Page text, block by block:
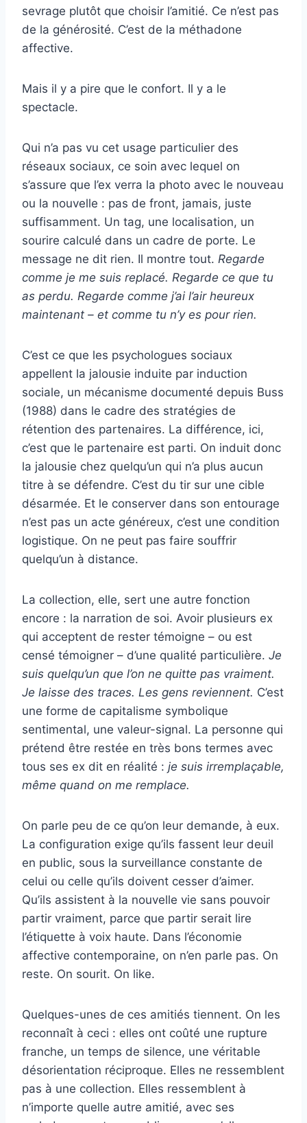
sevrage plutôt que choisir l’amitié. Ce n’est pas
de la générosité. C’est de la méthadone
affective.
Mais il y a pire que le confort. Il y a le
spectacle.
Qui n’a pas vu cet usage particulier des
réseaux sociaux, ce soin avec lequel on
s’assure que l’ex verra la photo avec le nouveau
ou la nouvelle : pas de front, jamais, juste
suffisamment. Un tag, une localisation, un
sourire calculé dans un cadre de porte. Le
message ne dit rien. Il montre tout. Regarde
comme je me suis replacé. Regarde ce que tu
as perdu. Regarde comme j’ai l’air heureux
maintenant – et comme tu n’y es pour rien.
C’est ce que les psychologues sociaux
appellent la jalousie induite par induction
sociale, un mécanisme documenté depuis Buss
(1988) dans le cadre des stratégies de
rétention des partenaires. La différence, ici,
c’est que le partenaire est parti. On induit donc
la jalousie chez quelqu’un qui n’a plus aucun
titre à se défendre. C’est du tir sur une cible
désarmée. Et le conserver dans son entourage
n’est pas un acte généreux, c’est une condition
logistique. On ne peut pas faire souffrir
quelqu’un à distance.
La collection, elle, sert une autre fonction
encore : la narration de soi. Avoir plusieurs ex
qui acceptent de rester témoigne – ou est
censé témoigner – d’une qualité particulière. Je
suis quelqu’un que l’on ne quitte pas vraiment.
Je laisse des traces. Les gens reviennent. C’est
une forme de capitalisme symbolique
sentimental, une valeur-signal. La personne qui
prétend être restée en très bons termes avec
tous ses ex dit en réalité : je suis irremplaçable,
même quand on me remplace.
On parle peu de ce qu’on leur demande, à eux.
La configuration exige qu’ils fassent leur deuil
en public, sous la surveillance constante de
celui ou celle qu’ils doivent cesser d’aimer.
Qu’ils assistent à la nouvelle vie sans pouvoir
partir vraiment, parce que partir serait lire
l’étiquette à voix haute. Dans l’économie
affective contemporaine, on n’en parle pas. On
reste. On sourit. On like.
Quelques-unes de ces amitiés tiennent. On les
reconnaît à ceci : elles ont coûté une rupture
franche, un temps de silence, une véritable
désorientation réciproque. Elles ne ressemblent
pas à une collection. Elles ressemblent à
n’importe quelle autre amitié, avec ses